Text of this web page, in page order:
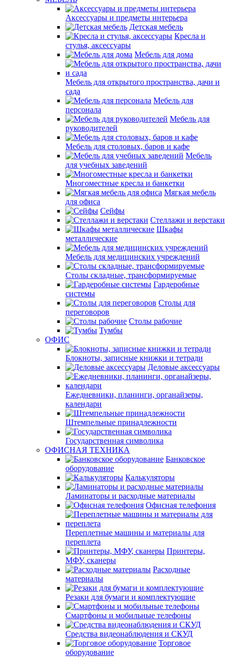
Аксессуары и предметы интерьера
Детская мебель
Кресла и
стулья, аксессуары
Мебель для дома
Мебель для открытого пространства, дачи и
сада
Мебель для
персонала
Мебель для
руководителей
Мебель для столовых, баров и кафе
Мебель
для учебных заведений
Многоместные кресла и банкетки
Мягкая мебель
для офиса
Сейфы
Стеллажи и верстаки
Шкафы
металлические
Мебель для медицинских учреждений
Столы складные, трансформируемые
Гардеробные
системы
Столы для
переговоров
Столы рабочие
Тумбы
ОФИС
Блокноты, записные книжки и тетради
Деловые аксессуары
Ежедневники, планинги, органайзеры,
календари
Штемпельные принадлежности
Государственная символика
ОФИСНАЯ ТЕХНИКА
Банковское
оборудование
Калькуляторы
Ламинаторы и расходные материалы
Офисная телефония
Переплетные машины и материалы для
переплета
Принтеры,
МФУ, сканеры
Расходные
материалы
Резаки для бумаги и комплектующие
Смартфоны и мобильные телефоны
Средства видеонаблюдения и СКУД
Торговое
оборудование